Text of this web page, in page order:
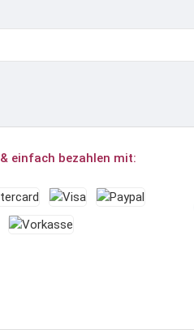
einfach bezahlen mit: